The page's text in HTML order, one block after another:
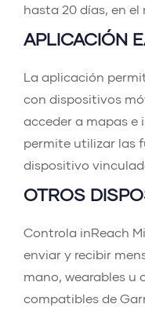
hasta 20 días, en el
APLICACIÓN
La aplicación
con dispositivos
acceder a mapas e
permite utilizar las
dispositivo
OTROS
Controla inReach
enviar y recibir
mano, wearables u
compatibles de